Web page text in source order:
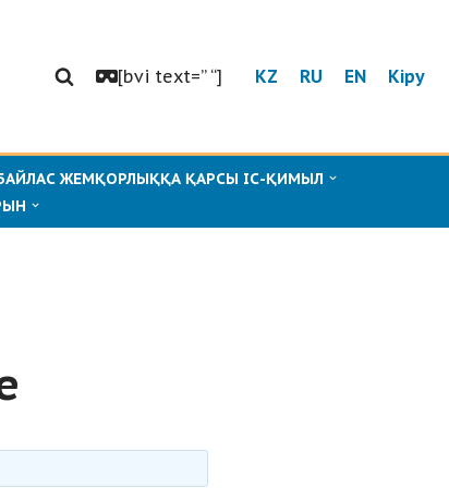
[bvi text=” “] KZ RU EN Кіру
ЖЕМҚОРЛЫҚҚА ҚАРСЫ ІС-ҚИМЫЛ